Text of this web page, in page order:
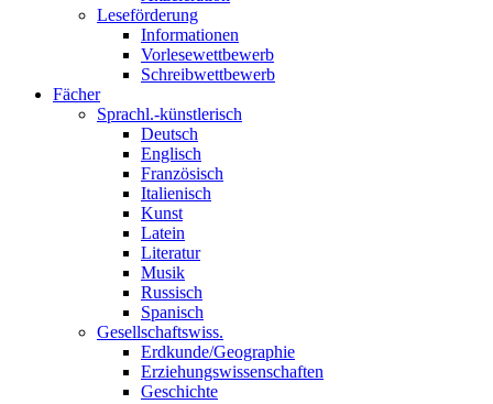
Leseförderung
Informationen
Vorlesewettbewerb
Schreibwettbewerb
Fächer
Sprachl.-künstlerisch
Deutsch
Englisch
Französisch
Italienisch
Kunst
Latein
Literatur
Musik
Russisch
Spanisch
Gesellschaftswiss.
Erdkunde/Geographie
Erziehungswissenschaften
Geschichte